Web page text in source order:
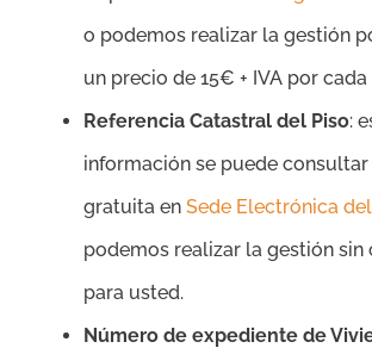
o podemos realizar la gestión
un precio de 15€ + IVA por
Referencia Catastral del Piso:
información se puede
gratuita en Sede Electrónica
podemos realizar la gestión sin
para usted.
Número de expediente de